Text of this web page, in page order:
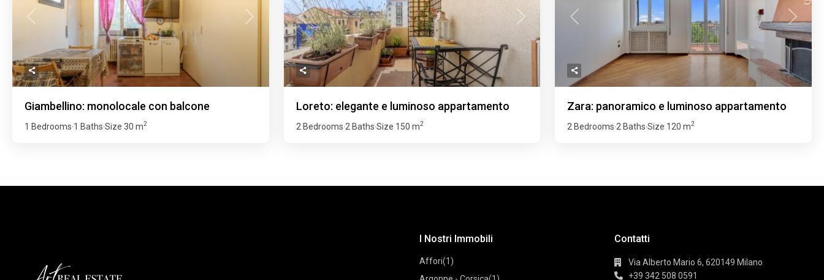
Previous Next
Giambellino: monolocale con balcone
1 Bedrooms·1 Baths·Size 30 m2
Previous Next
Loreto: elegante e luminoso appartamento
2 Bedrooms·2 Baths·Size 150 m2
Previous Next
Zara: panoramico e luminoso appartamento
2 Bedrooms·2 Baths·Size 120 m2
I Nostri Immobili
Affori(1)
Contatti
Via Alberto Mario 6, 620149 Milano
+39 342 508 0591